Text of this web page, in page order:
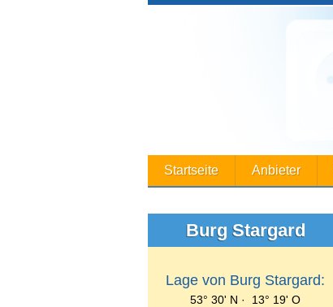
Startseite Anbieter
Burg Stargard
Lage von Burg Stargard:
53° 30' N · 13° 19' O